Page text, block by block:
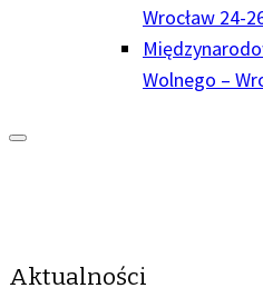
Wrocław 24-
Wolnego –
Aktualności